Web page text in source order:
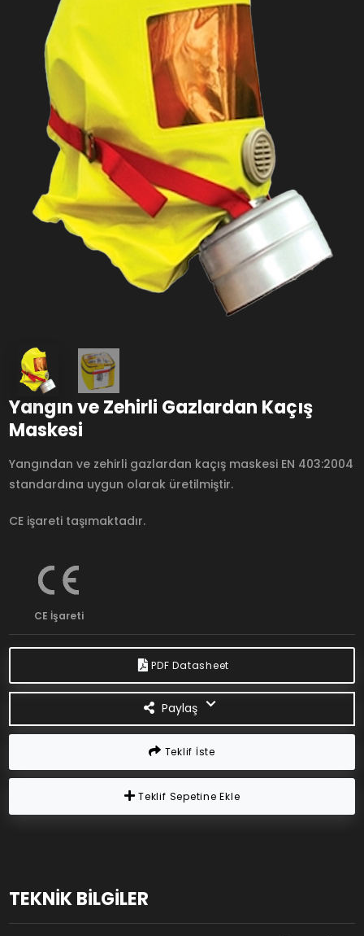
Yangın ve Zehirli Gazlardan Kaçış
Maskesi
Yangından ve zehirli gazlardan kaçış maskesi EN 403:2004
standardına uygun olarak üretilmiştir.
CE işareti taşımaktadır.
CE İşareti
PDF Datasheet
Paylaş
Teklif İste
Teklif Sepetine Ekle
TEKNİK BİLGİLER